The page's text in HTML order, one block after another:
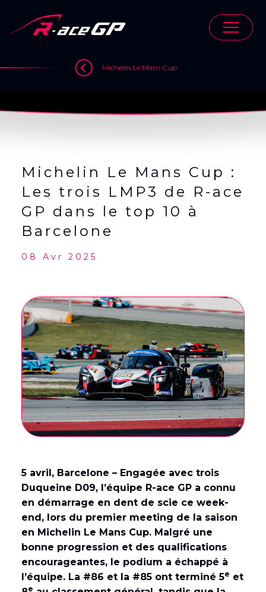
content
English(Anglais) Français
Michelin Le Mans Cup
Michelin Le Mans Cup :
Les trois LMP3 de R-ace
GP dans le top 10 à
Barcelone
08 Avr 2025
5 avril, Barcelone – Engagée avec trois
Duqueine D09, l’équipe R-ace GP a connu
en démarrage en dent de scie ce week-
end, lors du premier meeting de la saison
en Michelin Le Mans Cup. Malgré une
bonne progression et des qualifications
encourageantes, le podium a échappé à
l’équipe. La #86 et la #85 ont terminé 5e et
e